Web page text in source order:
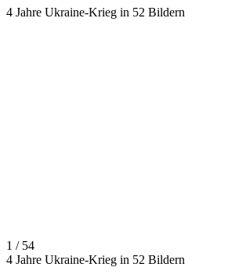
4 Jahre Ukraine-Krieg in 52 Bildern
1 / 54
4 Jahre Ukraine-Krieg in 52 Bildern